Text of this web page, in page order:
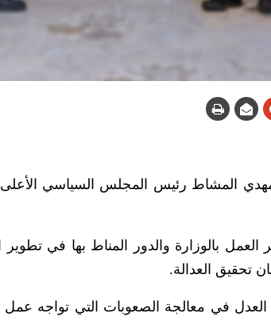
المشاط رئيس المجلس السياسي الأعلى
بالوزارة والدور المناط بها في تطوير
تحقيق العدالة.
في معالجة الصعوبات التي تواجه عمل